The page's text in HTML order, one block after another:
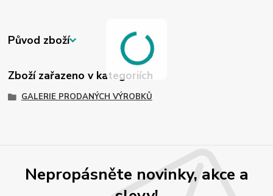
Původ zboží
Zboží zařazeno v kategoriích
GALERIE PRODANÝCH VÝROBKŮ
Nepropásněte novinky, akce a